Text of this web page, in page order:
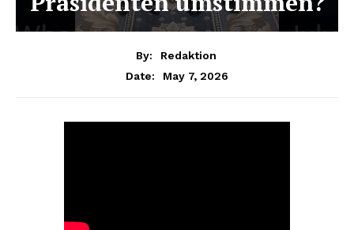
By:
Redaktion
Date:
May 7, 2026